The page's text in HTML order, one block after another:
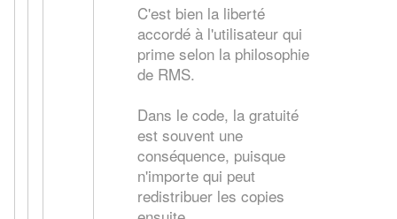
C'est bien la liberté
accordé à l'utilisateur qui
prime selon la philosophie
de RMS.
Dans le code, la gratuité
est souvent une
conséquence, puisque
n'importe qui peut
redistribuer les copies